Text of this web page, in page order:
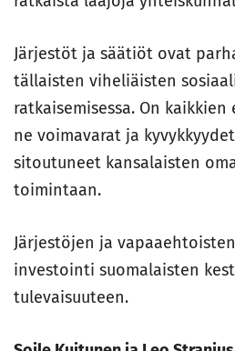
Järjestöt ja säätiöt ovat
tällaisten viheliäisten
ratkaisemisessa. On
ne voimavarat ja
sitoutuneet kansalaisten
toimintaan.
Järjestöjen ja
investointi suomalaisten
tulevaisuuteen.